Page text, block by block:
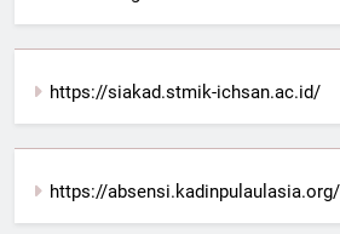
https://siakad.stmik-ichsan.ac.id/
https://